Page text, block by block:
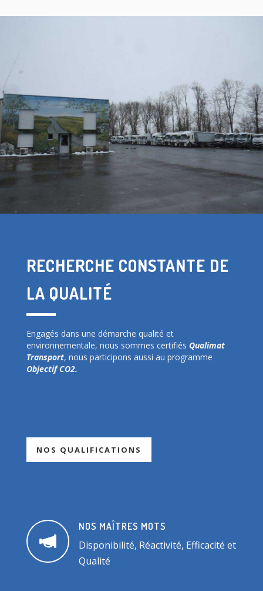
RECHERCHE CONSTANTE DE
LA QUALITÉ
Engagés dans une démarche qualité et
environnementale, nous sommes certifiés Qualimat
Transport, nous participons aussi au programme
Objectif CO2.
NOS QUALIFICATIONS
NOS MAÎTRES MOTS
Disponibilité, Réactivité, Efficacité et
Qualité